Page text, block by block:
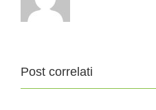
Post correlati